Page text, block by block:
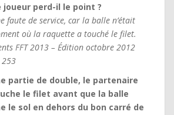
joueur perd-il le point ?
faute de service, car la balle n’était
où la raquette a touché le filet.
FFT 2013 – Édition octobre 2012
253
partie de double, le partenaire
le filet avant que la balle
le sol en dehors du bon carré de